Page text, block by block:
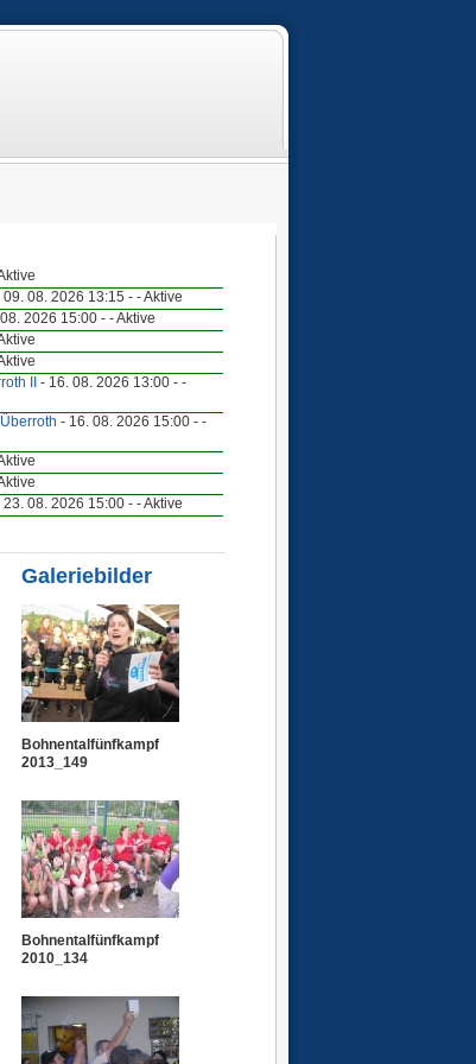
09. 08. 2026 13:15 - - Aktive
2026 15:00 - - Aktive
II
- 16. 08. 2026 13:00 - -
- 16. 08. 2026 15:00 - -
23. 08. 2026 15:00 - - Aktive
Galeriebilder
Bohnentalfünfkampf
2013_149
Bohnentalfünfkampf
2010_134